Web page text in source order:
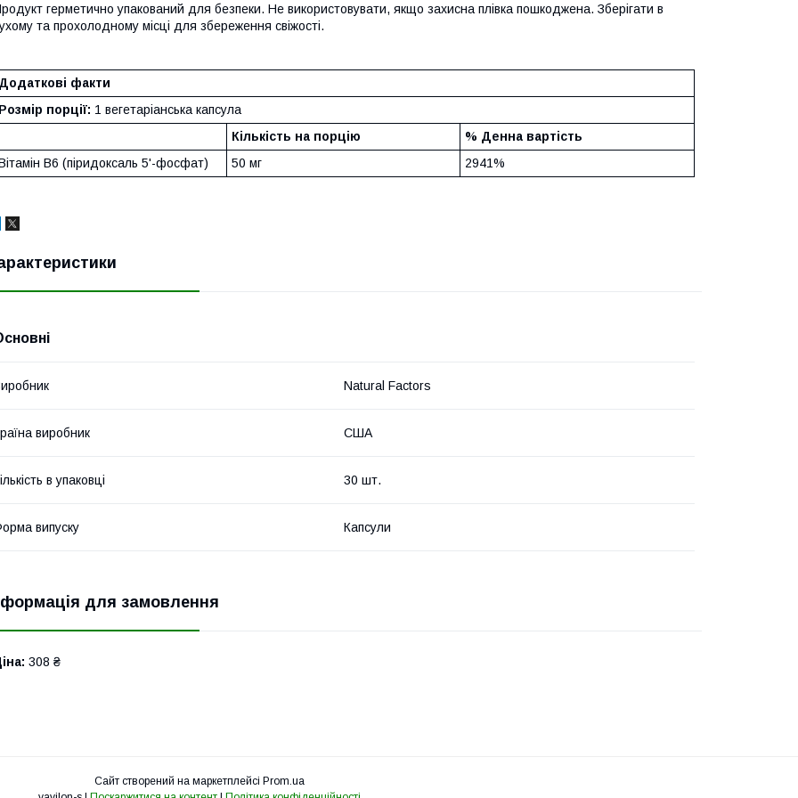
герметично упакований для безпеки. Не використовувати, якщо захисна плівка пошкоджена. Зберігати в
та прохолодному місці для збереження свіжості.
Додаткові факти
Розмір порції: 1 вегетаріанська капсула
Кількість на порцію
% Денна вартість
B6 (піридоксаль 5'-фосфат)
50 мг 2941%
Natural Factors
виробник США
в упаковці 30 шт.
випуску Капсули
для замовлення
308 ₴
Сайт створений на маркетплейсі Prom.ua